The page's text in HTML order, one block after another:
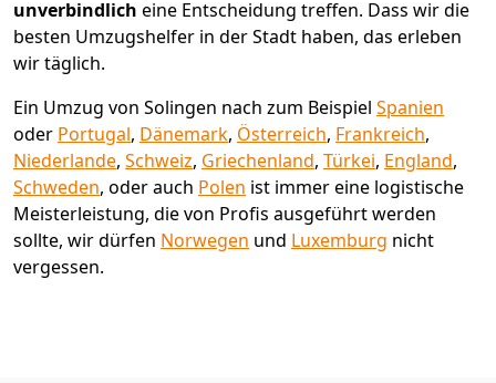
unverbindlich eine Entscheidung treffen. Dass wir die
besten Umzugshelfer in der Stadt haben, das erleben
wir täglich.
Ein Umzug von Solingen nach zum Beispiel Spanien
oder Portugal, Dänemark, Österreich, Frankreich,
Niederlande, Schweiz, Griechenland, Türkei, England,
Schweden, oder auch Polen ist immer eine logistische
Meisterleistung, die von Profis ausgeführt werden
sollte, wir dürfen Norwegen und Luxemburg nicht
vergessen.